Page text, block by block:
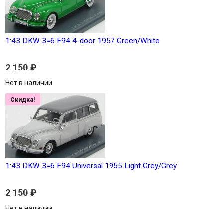
1:43 DKW 3=6 F94 4-door 1957 Green/White
2 150 ₽
Нет в наличии
Скидка!
1:43 DKW 3=6 F94 Universal 1955 Light Grey/Grey
2 150 ₽